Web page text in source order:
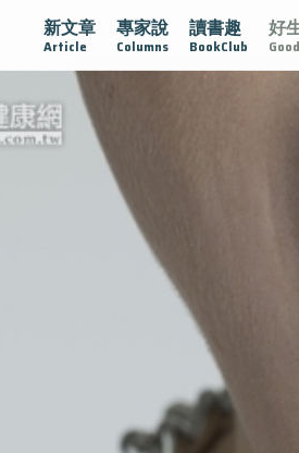
新文章
Article
專家說
Columns
讀書趣
BookClub
好
愛的未來視 認識攝護腺肥大 守